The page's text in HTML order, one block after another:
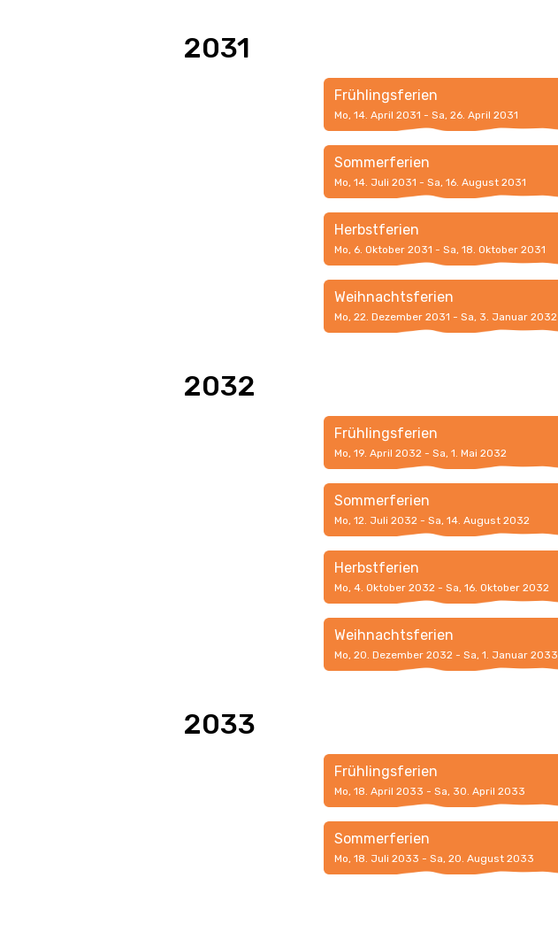
2031
Frühlingsferien
Mo, 14. April 2031 - Sa, 26. April 2031
Sommerferien
Mo, 14. Juli 2031 - Sa, 16. August 2031
Herbstferien
Mo, 6. Oktober 2031 - Sa, 18. Oktober 2031
Weihnachtsferien
Mo, 22. Dezember 2031 - Sa, 3. Januar 2032
2032
Frühlingsferien
Mo, 19. April 2032 - Sa, 1. Mai 2032
Sommerferien
Mo, 12. Juli 2032 - Sa, 14. August 2032
Herbstferien
Mo, 4. Oktober 2032 - Sa, 16. Oktober 2032
Weihnachtsferien
Mo, 20. Dezember 2032 - Sa, 1. Januar 2033
2033
Frühlingsferien
Mo, 18. April 2033 - Sa, 30. April 2033
Sommerferien
Mo, 18. Juli 2033 - Sa, 20. August 2033